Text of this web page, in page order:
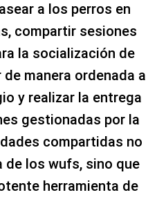
a los perros en
compartir sesiones
la socialización de
manera ordenada a
y realizar la entrega
gestionadas por la
compartidas no
de los wufs, sino que
herramienta de